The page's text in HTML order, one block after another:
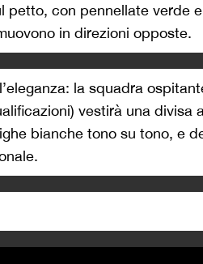
petto, con pennellate verde
in direzioni opposte.
la squadra
vestirà una divisa
bianche tono su tono, e